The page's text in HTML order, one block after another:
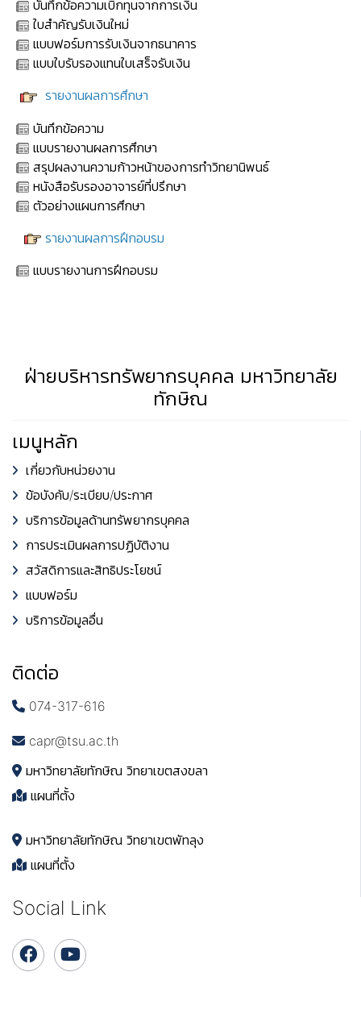
บันทึกข้อความเบิกทุนจากการเงิน
ใบสำคัญรับเงินใหม่
แบบฟอร์มการรับเงินจากธนาคาร
แบบใบรับรองแทนใบเสร็จรับเงิน
รายงานผลการศึกษา
บันทึกข้อความ
แบบรายงานผลการศึกษา
สรุปผลงานความก้าวหน้าของการทำวิทยานิพนธ์
หนังสือรับรองอาจารย์ที่ปรึกษา
ตัวอย่างแผนการศึกษา
รายงานผลการฝึกอบรม
แบบรายงานการฝึกอบรม
ฝ่ายบริหารทรัพยากรบุคคล มหาวิทยาลัย
ทักษิณ
เมนูหลัก
เกี่ยวกับหน่วยงาน
ข้อบังคับ/ระเบียบ/ประกาศ
บริการข้อมูลด้านทรัพยากรบุคคล
การประเมินผลการปฏิบัติงาน
สวัสดิการและสิทธิประโยชน์
แบบฟอร์ม
บริการข้อมูลอื่น
ติดต่อ
074-317-616
capr@tsu.ac.th
มหาวิทยาลัยทักษิณ วิทยาเขตสงขลา
แผนที่ตั้ง
มหาวิทยาลัยทักษิณ วิทยาเขตพัทลุง
แผนที่ตั้ง
Social Link